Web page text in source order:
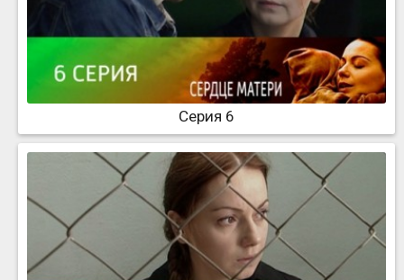
Серия 6